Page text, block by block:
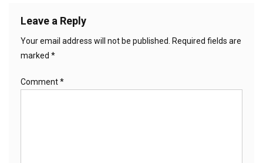
Leave a Reply
Your email address will not be published.
Required fields are
marked *
Comment*